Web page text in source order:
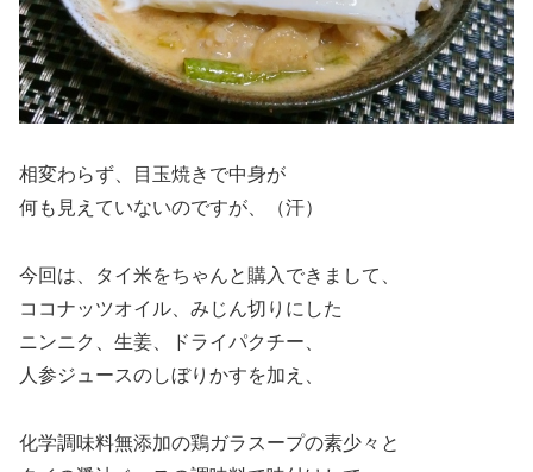
相変わらず、目玉焼きで中身が
何も見えていないのですが、（汗）
今回は、タイ米をちゃんと購入できまして、
ココナッツオイル、みじん切りにした
ニンニク、生姜、ドライパクチー、
人参ジュースのしぼりかすを加え、
化学調味料無添加の鶏ガラスープの素少々と